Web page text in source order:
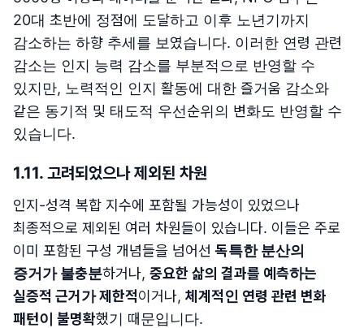
20대 초반에 정점에 도달하고 이후 노년기까지
감소하는 하향 추세를 보였습니다. 이러한 연령 관련
감소는 인지 능력 감소를 부분적으로 반영할 수
있지만, 노력적인 인지 활동에 대한 즐거움 감소와
같은 동기적 및 태도적 우선순위의 변화도 반영할 수
있습니다.
1.11. 고려되었으나 제외된 차원
인지-성격 복합 지수에 포함될 가능성이 있었으나
최종적으로 제외된 여러 차원들이 있습니다. 이들은 주로
이미 포함된 구성 개념들을 넘어선독특한 분산의
증거가 불충분하거나, 중요한 삶의 결과를 예측하는
실증적 근거가 제한적이거나, 체계적인 연령 관련 변화
패턴이 불명확했기 때문입니다.